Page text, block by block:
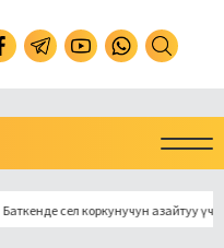
сел коркунучун азайтуу үчүн